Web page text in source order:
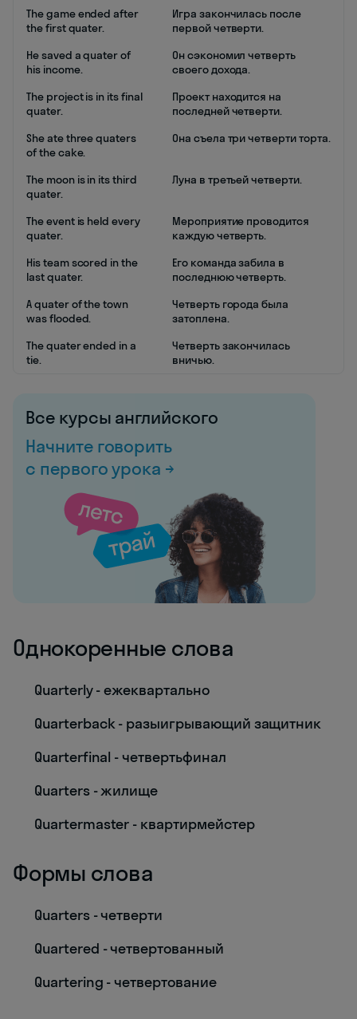
The game ended after
the first quater.
Игра закончилась после
первой четверти.
He saved a quater of
his income.
Он сэкономил четверть
своего дохода.
The project is in its final
quater.
Проект находится на
последней четверти.
She ate three quaters
of the cake.
Она съела три четверти торта.
The moon is in its third
quater.
Луна в третьей четверти.
The event is held every
quater.
Мероприятие проводится
каждую четверть.
His team scored in the
last quater.
Его команда забила в
последнюю четверть.
A quater of the town
was flooded.
Четверть города была
затоплена.
The quater ended in a
tie.
Четверть закончилась
вничью.
Все курсы английского
Начните говорить
с первого урока →
Однокоренные слова
Quarterly - ежеквартально
Quarterback - разыигрывающий защитник
Quarterfinal - четвертьфинал
Quarters - жилище
Quartermaster - квартирмейстер
Формы слова
Quarters - четверти
Quartered - четвертованный
Quartering - четвертование